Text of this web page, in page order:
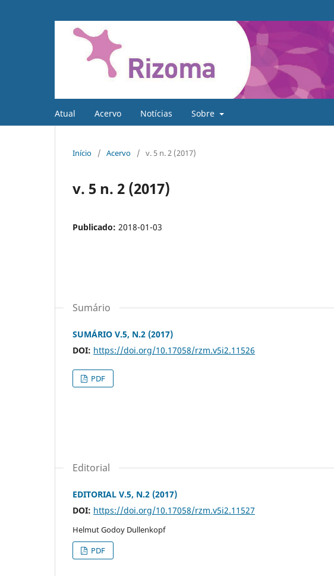
Atual Acervo Notícias Sobre
Início / Acervo / v. 5 n. 2 (2017)
v. 5 n. 2 (2017)
Publicado: 2018-01-03
Sumário
SUMÁRIO V.5, N.2 (2017)
DOI: https://doi.org/10.17058/rzm.v5i2.11526
PDF
Editorial
EDITORIAL V.5, N.2 (2017)
DOI: https://doi.org/10.17058/rzm.v5i2.11527
Helmut Godoy Dullenkopf
PDF